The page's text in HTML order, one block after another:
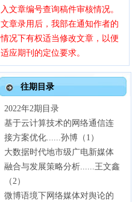
入文章编号查询稿件审核情况。
文章录用后，我部在通知作者的
情况下有权适当修改文章，以便
适应期刊的定位要求。
往期目录
2022年2期目录
基于云计算技术的网络通信连
接方案优化......孙博（ 1）
大数据时代地市级广电新媒体
融合与发展策略分析......王文鑫
（2）
微博语境下网络媒体对舆论的